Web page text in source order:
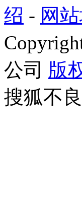
绍 - 网
公司 版
搜狐不